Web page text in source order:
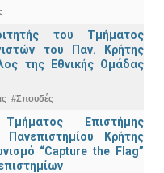
του Τμήματος
του Παν. Κρήτης
της Εθνικής Ομάδας
#Σπουδές
Επιστήμης
Κρήτης
“Capture the Flag”